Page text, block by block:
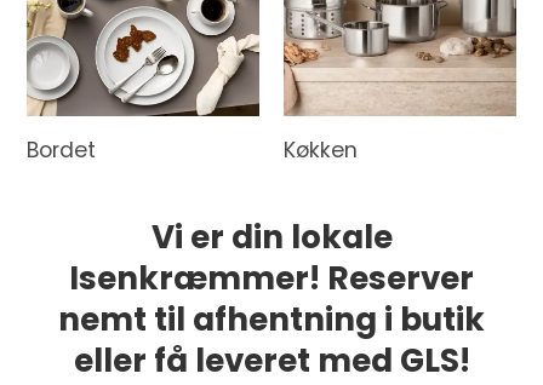
Bordet Køkken
Vi er din lokale
Isenkræmmer! Reserver
nemt til afhentning i butik
eller få leveret med GLS!